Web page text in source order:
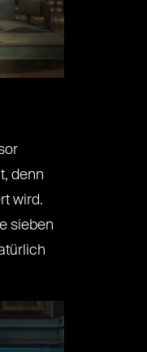
denn
wird.
sieben